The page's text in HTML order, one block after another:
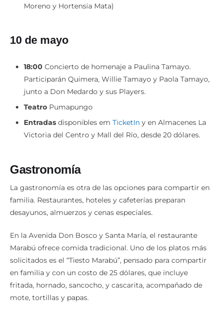
Moreno y Hortensia Mata)
10 de mayo
18:00 Concierto de homenaje a Paulina Tamayo.
Participarán Quimera, Willie Tamayo y Paola Tamayo,
junto a Don Medardo y sus Players.
Teatro Pumapungo
Entradas disponibles em TicketIn y en Almacenes La
Victoria del Centro y Mall del Río, desde 20 dólares.
Gastronomía
La gastronomía es otra de las opciones para compartir en
familia. Restaurantes, hoteles y cafeterías preparan
desayunos, almuerzos y cenas especiales.
En la Avenida Don Bosco y Santa María, el restaurante
Marabú ofrece comida tradicional. Uno de los platos más
solicitados es el “Tiesto Marabú”, pensado para compartir
en familia y con un costo de 25 dólares, que incluye
fritada, hornado, sancocho, y cascarita, acompañado de
mote, tortillas y papas.